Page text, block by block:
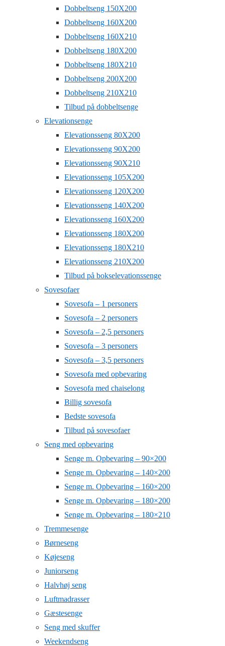
Dobbeltseng 150X200
Dobbeltseng 160X200
Dobbeltseng 160X210
Dobbeltseng 180X200
Dobbeltseng 180X210
Dobbeltseng 200X200
Dobbeltseng 210X210
Tilbud på dobbeltsenge
Elevationsenge
Elevationsseng 80X200
Elevationsseng 90X200
Elevationsseng 90X210
Elevationsseng 105X200
Elevationsseng 120X200
Elevationsseng 140X200
Elevationsseng 160X200
Elevationsseng 180X200
Elevationsseng 180X210
Elevationsseng 210X200
Tilbud på bokselevationssenge
Sovesofaer
Sovesofa – 1 personers
Sovesofa – 2 personers
Sovesofa – 2,5 personers
Sovesofa – 3 personers
Sovesofa – 3,5 personers
Sovesofa med opbevaring
Sovesofa med chaiselong
Billig sovesofa
Bedste sovesofa
Tilbud på sovesofaer
Seng med opbevaring
Senge m. Opbevaring – 90×200
Senge m. Opbevaring – 140×200
Senge m. Opbevaring – 160×200
Senge m. Opbevaring – 180×200
Senge m. Opbevaring – 180×210
Tremmesenge
Børneseng
Køjeseng
Juniorseng
Halvhøj seng
Luftmadrasser
Gæstesenge
Seng med skuffer
Weekendseng